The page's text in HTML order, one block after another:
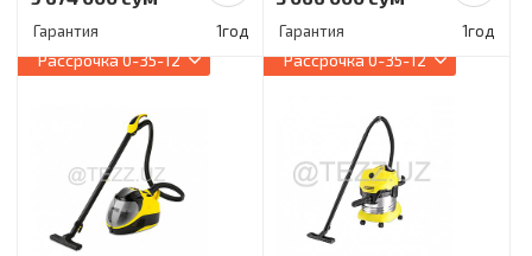
Гарантия 1год Гарантия 1год
Рассрочка0-35-12 Рассрочка0-35-12